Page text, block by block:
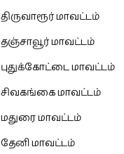
திருவாரூர் மாவட்டம்
தஞ்சாவூர் மாவட்டம்
புதுக்கோட்டை மாவட்டம்
சிவகங்கை மாவட்டம்
மதுரை மாவட்டம்
தேனி மாவட்டம்